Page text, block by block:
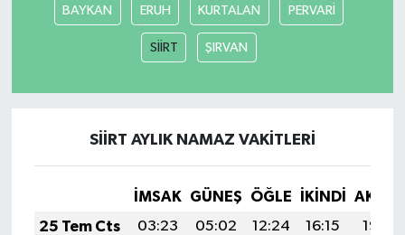
BAYKAN ERUH KURTALAN PERVARİ
SİİRT ŞIRVAN
SİİRT AYLIK NAMAZ VAKITLERI
İMSAK GÜNEŞ ÖĞLE İKINDI
25 Tem Cts
03:23 05:02 12:24 16:15
19:35